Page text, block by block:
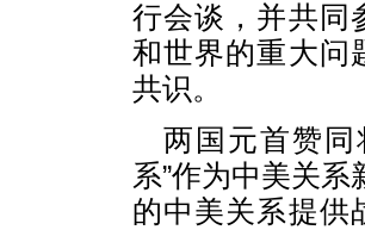
行会谈，并共同
和世界的重大问
共识。
两国元首赞同
系”作为中美关
的中美关系提供